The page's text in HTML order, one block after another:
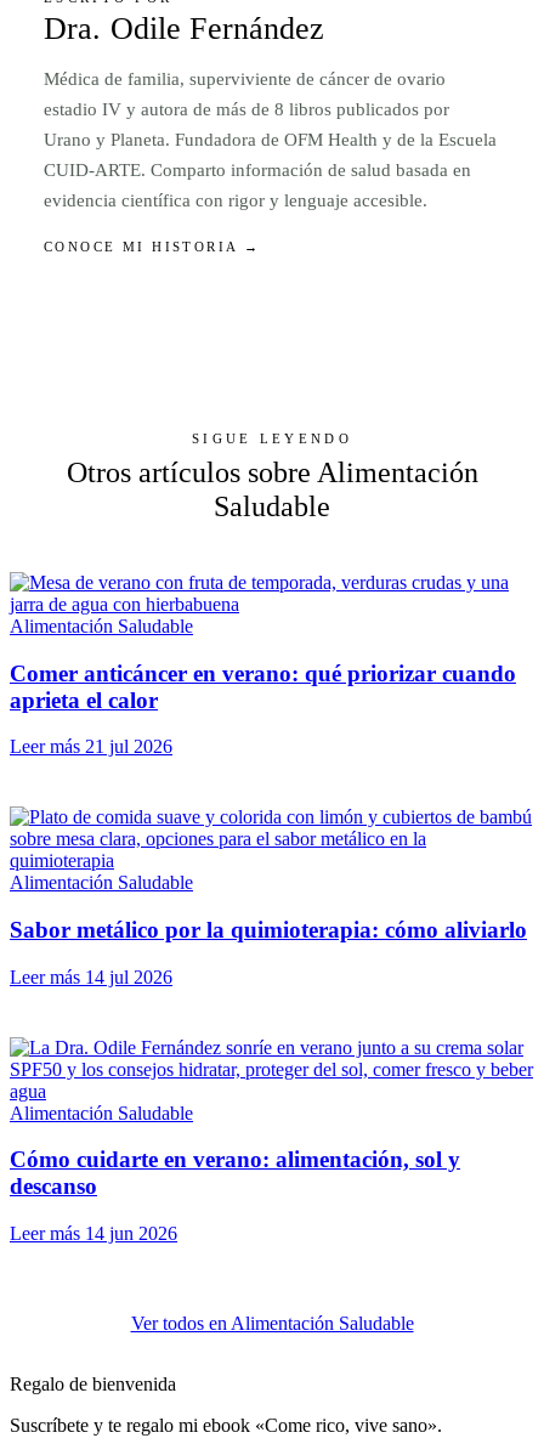
Dra. Odile Fernández
Médica de familia, superviviente de cáncer de ovario
estadio IV y autora de más de 8 libros publicados por
Urano y Planeta. Fundadora de OFM Health y de la Escuela
CUID-ARTE. Comparto información de salud basada en
evidencia científica con rigor y lenguaje accesible.
CONOCE MI HISTORIA →
SIGUE LEYENDO
Otros artículos sobre Alimentación
Saludable
Alimentación Saludable
Comer anticáncer en verano: qué priorizar cuando
aprieta el calor
Leer más 21 jul 2026
Alimentación Saludable
Sabor metálico por la quimioterapia: cómo aliviarlo
Leer más 14 jul 2026
Alimentación Saludable
Cómo cuidarte en verano: alimentación, sol y
descanso
Leer más 14 jun 2026
Ver todos en Alimentación Saludable
Regalo de bienvenida
Suscríbete y te regalo mi ebook «Come rico, vive sano».